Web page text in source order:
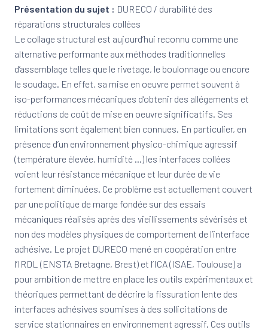
Présentation du sujet : DURECO / durabilité des
réparations structurales collées
Le collage structural est aujourd’hui reconnu comme une
alternative performante aux méthodes traditionnelles
d’assemblage telles que le rivetage, le boulonnage ou encore
le soudage. En effet, sa mise en oeuvre permet souvent à
iso-performances mécaniques d’obtenir des allégements et
réductions de coût de mise en oeuvre significatifs. Ses
limitations sont également bien connues. En particulier, en
présence d’un environnement physico-chimique agressif
(température élevée, humidité …) les interfaces collées
voient leur résistance mécanique et leur durée de vie
fortement diminuées. Ce problème est actuellement couvert
par une politique de marge fondée sur des essais
mécaniques réalisés après des vieillissements sévérisés et
non des modèles physiques de comportement de l’interface
adhésive. Le projet DURECO mené en coopération entre
l’IRDL (ENSTA Bretagne, Brest) et l’ICA (ISAE, Toulouse) a
pour ambition de mettre en place les outils expérimentaux et
théoriques permettant de décrire la fissuration lente des
interfaces adhésives soumises à des sollicitations de
service stationnaires en environnement agressif. Ces outils